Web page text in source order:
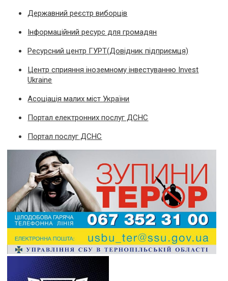
Державний реєстр виборців
Інформаційний ресурс для громадян
Ресурсний центр ГУРТ(Довідник підприємця)
Центр сприяння іноземному інвестуванню Invest
Ukraine
Асоціація малих міст України
Портал електронних послуг ДСНС
Портал послуг ДСНС